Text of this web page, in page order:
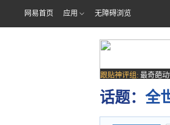
网易首页 应用 无障碍浏览
跟贴神评组: 最奇葩
场子
话题： 全